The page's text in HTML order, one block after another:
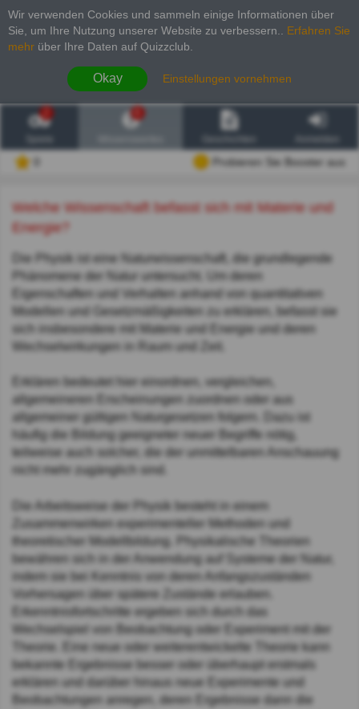
Wir verwenden Cookies und sammeln einige Informationen über
Sie, um Ihre Nutzung unserer Website zu verbessern.
Erfahren Sie
mehr über Ihre Daten auf Quizzclub.
Okay Einstellungen vornehmen
2
Probieren Sie Booster aus
Welche Wissenschaft befasst sich mit Materie und
Energie?
Die Physik ist eine Naturwissenschaft, die grundlegende
Phänomene der Natur untersucht. Um deren
Eigenschaften und Verhalten anhand von quantitativen
Modellen und Gesetzmäßigkeiten zu erklären, befasst sie
sich insbesondere mit Materie und Energie und deren
Wechselwirkungen in Raum und Zeit.
Erklären bedeutet hier einordnen, vergleichen,
allgemeineren Erscheinungen zuordnen oder aus
allgemeiner gültigen Naturgesetzen folgern. Dazu ist
häufig die Bildung geeigneter neuer Begriffe nötig,
teilweise auch solcher, die der unmittelbaren Anschauung
nicht mehr zugänglich sind.
Die Arbeitsweise der Physik besteht in einem
Zusammenwirken experimenteller Methoden und
theoretischer Modellbildung. Physikalische Theorien
bewähren sich in der Anwendung auf Systeme der Natur,
indem sie bei Kenntnis von deren Anfangszuständen
Vorhersagen über spätere Zustände erlauben.
Erkenntnisfortschritte ergeben sich durch das
Wechselspiel von Beobachtung oder Experiment mit der
Theorie. Eine neue oder weiterentwickelte Theorie kann
bekannte Ergebnisse besser oder überhaupt erstmals
erklären und darüber hinaus neue Experimente und
Beobachtungen anregen, deren Ergebnisse dann die